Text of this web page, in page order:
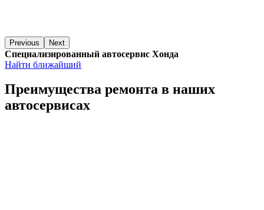
Previous Next
Специализированный автосервис Хонда
Найти ближайший
Преимущества ремонта в наших
автосервисах